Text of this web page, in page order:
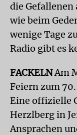
die
wie beim
wenige Tage
Radio gibt es
FACKELNAm
Feiern zum
Eine offizielle
Herzlberg in
Ansprachen